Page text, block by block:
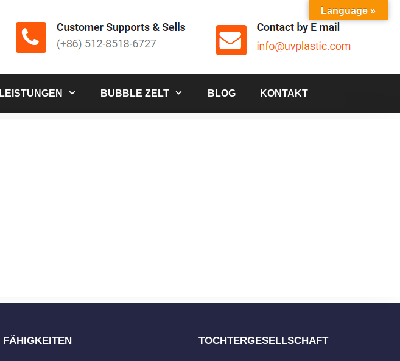
LEISTUNGEN BUBBLE ZELT BLOG KONTAKT
FÄHIGKEITEN TOCHTERGESELLSCHAFT
Language »